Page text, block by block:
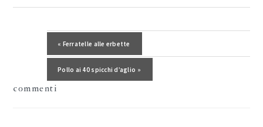
Post precedente:
« Ferratelle alle erbette
Post successivo:
Pollo ai 40 spicchi d’aglio »
lettore
commenti